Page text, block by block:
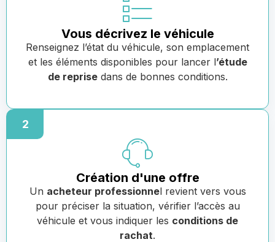
Vous décrivez le véhicule
Renseignez l’état du véhicule, son emplacement
et les éléments disponibles pour lancer l’étude
de reprisedans de bonnes conditions.
2
Création d'une offre
Un acheteur professionnel revient vers vous
pour préciser la situation, vérifier l’accès au
véhicule et vous indiquer les conditions de
rachat.